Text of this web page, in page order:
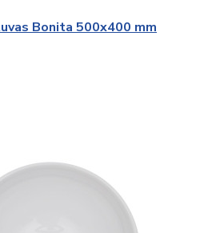
Bonita 500x400 mm